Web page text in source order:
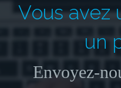
Vous avez
un
Envoyez-